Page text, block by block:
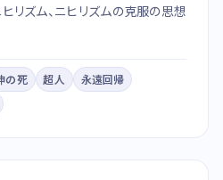
リズム、ニヒリズムの克服の思想
の死 超人
永遠回帰